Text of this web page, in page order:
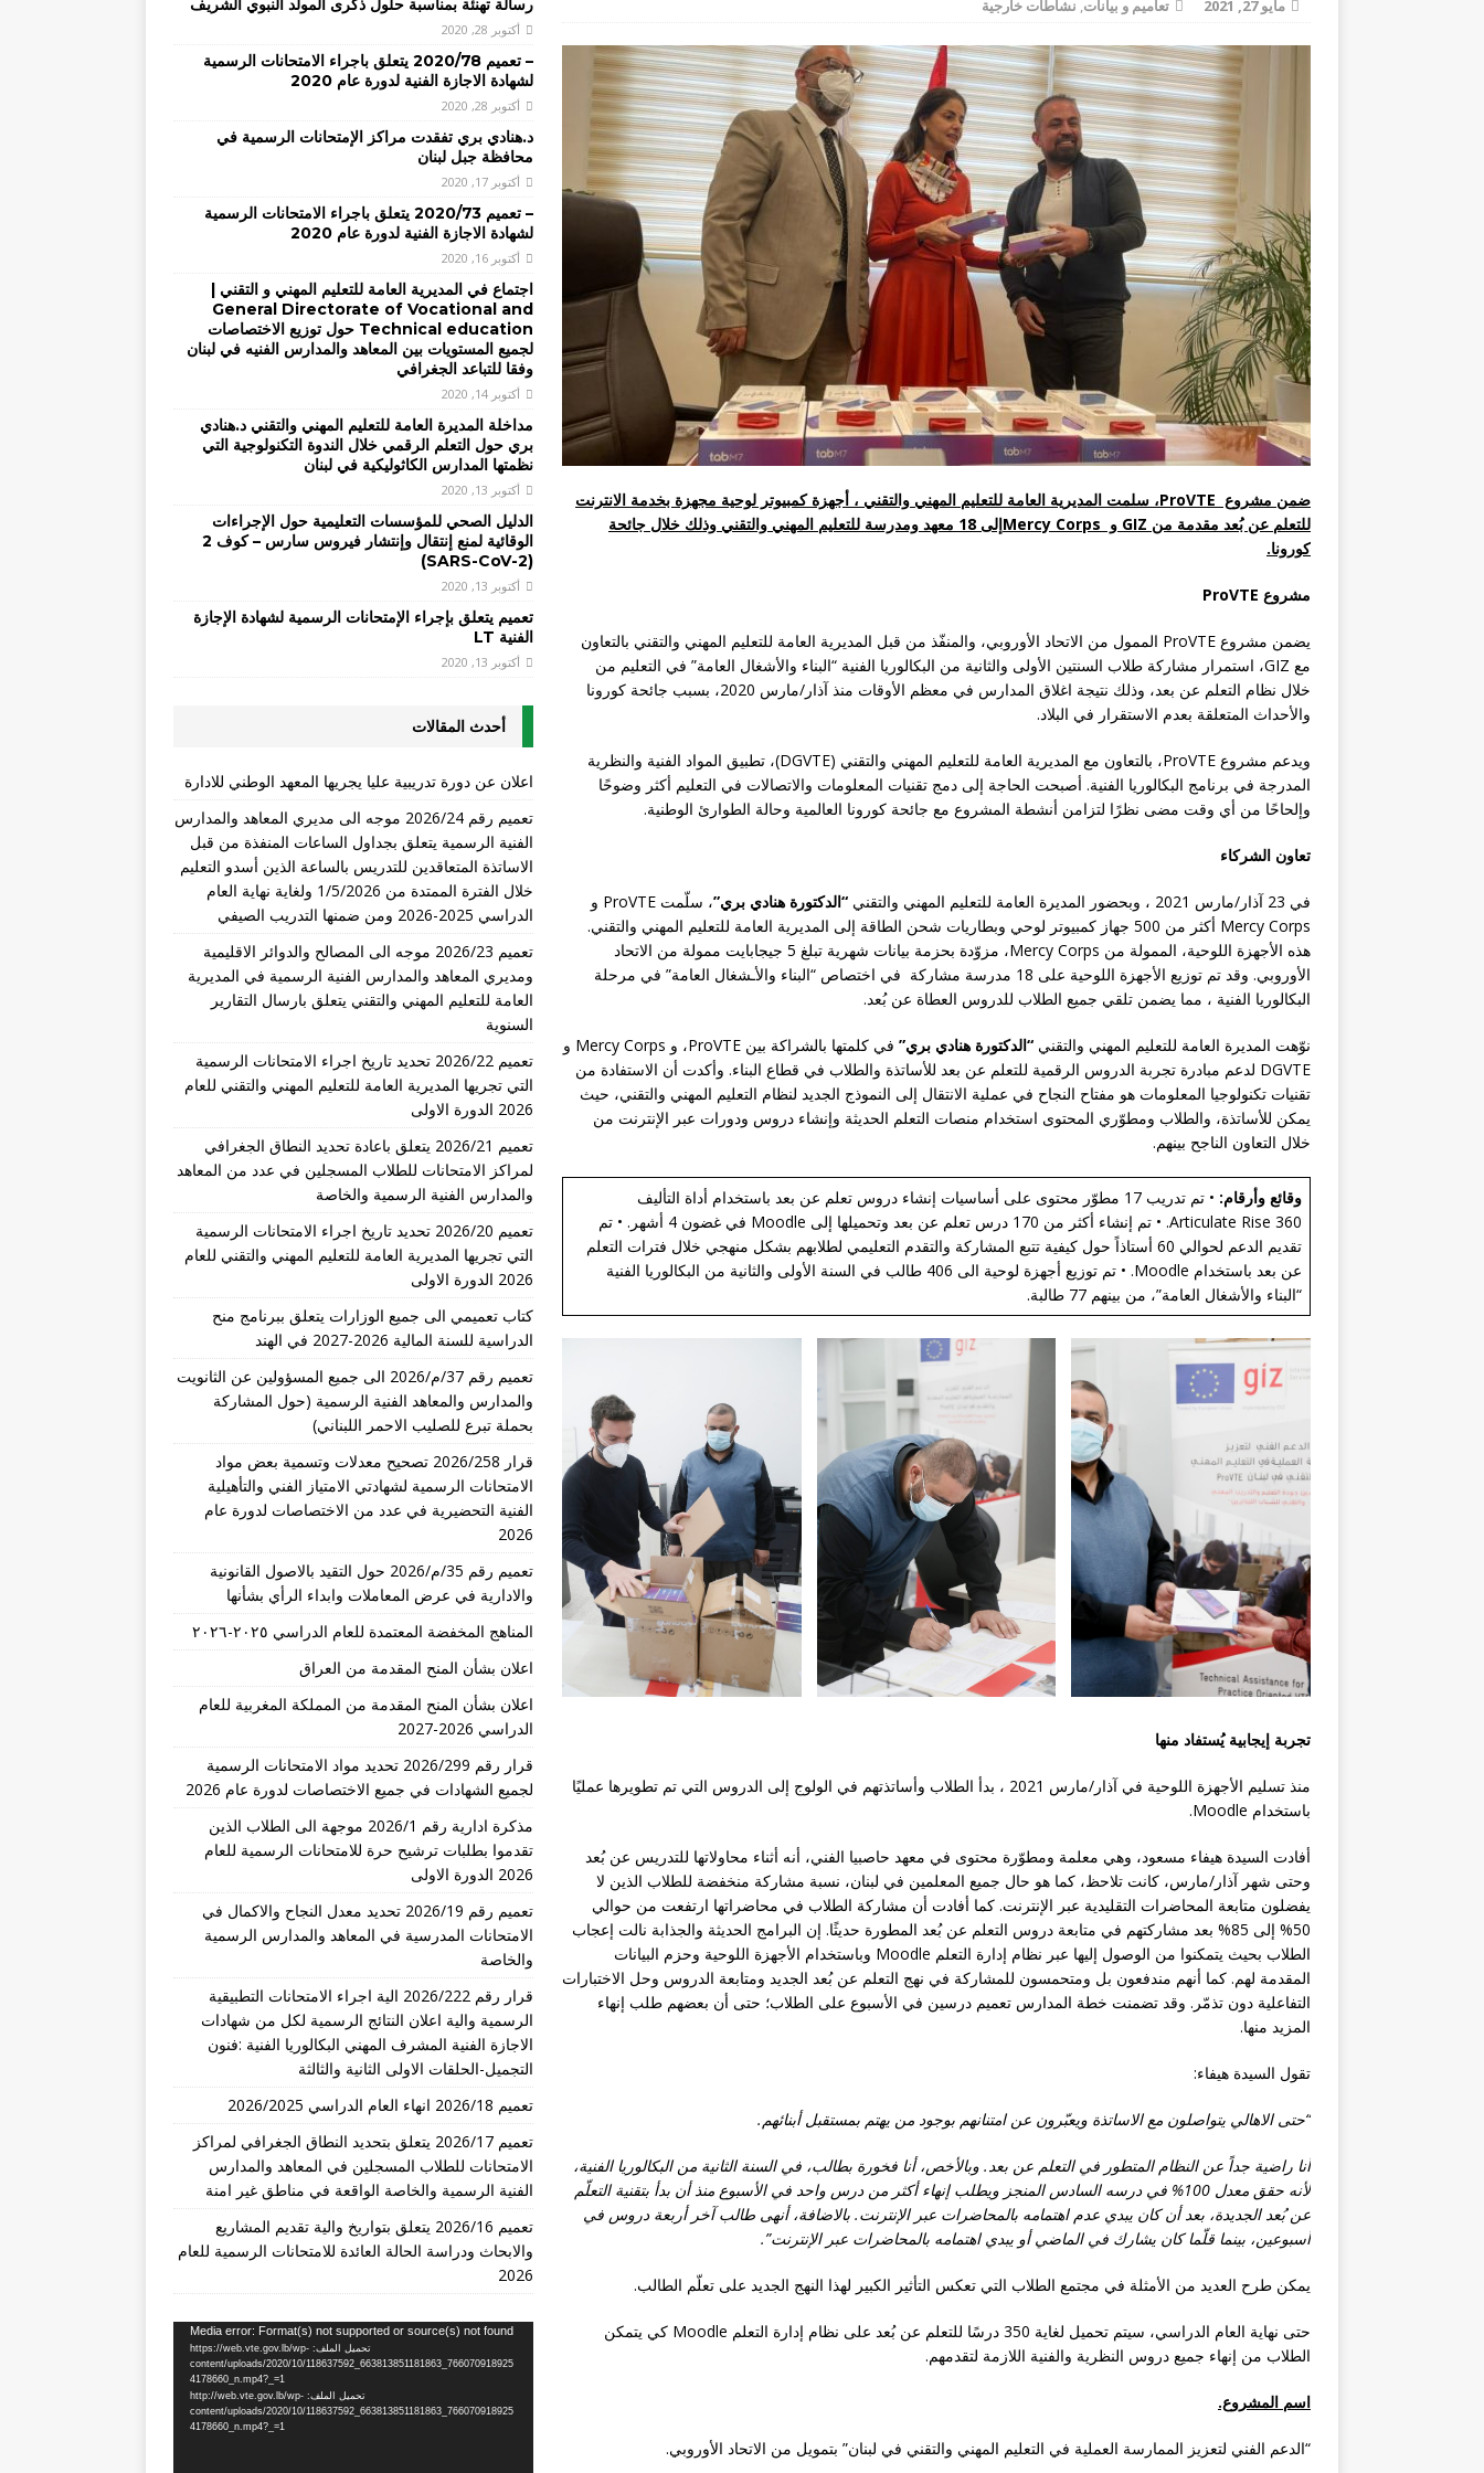
[ يوليو 21, 2026 ] تعميم 2026/22 تحديد تاريخ اجراء الامتحانات الرسمية التي تجريها
المديرية العامة للتعليم المهني والتقني للعام 2026 الدورة الاولى تعاميم و بيانات
[ يوليو 8, 2026 ] تعميم 2026/21 يتعلق باعادة تحديد النطاق الجغرافي لمراكز الامتحانات
للطلاب المسجلين في عدد من المعاهد والمدارس الفنية الرسمية والخاصة تعاميم و بيانات
[ أغسطس 5, 2026 ] اعلان عن دورة تدريبية عليا يجريها المعهد الوطني للادارة تعاميم و بيانات
مايو 27, 2021 تعاميم و بيانات, نشاطات خارجية
ضمن مشروع ProVTE، سلمت المديرية العامة للتعليم المهني والتقني ، أجهزة كمبيوتر لوحية مجهزة بخدمة الانترنت
للتعلم عن بُعد مقدمة من GIZ و Mercy Corpsإلى 18 معهد ومدرسة للتعليم المهني والتقني وذلك خلال جائحة
كورونا.
مشروع ProVTE
يضمن مشروع ProVTE الممول من الاتحاد الأوروبي، والمنفّذ من قبل المديرية العامة للتعليم المهني والتقني بالتعاون
مع GIZ، استمرار مشاركة طلاب السنتين الأولى والثانية من البكالوريا الفنية “البناء والأشغال العامة” في التعليم من
خلال نظام التعلم عن بعد، وذلك نتيجة اغلاق المدارس في معظم الأوقات منذ آذار/مارس 2020، بسبب جائحة كورونا
والأحداث المتعلقة بعدم الاستقرار في البلاد.
ويدعم مشروع ProVTE، بالتعاون مع المديرية العامة للتعليم المهني والتقني (DGVTE)، تطبيق المواد الفنية والنظرية
المدرجة في برنامج البكالوريا الفنية. أصبحت الحاجة إلى دمج تقنيات المعلومات والاتصالات في التعليم أكثر وضوحًا
وإلحاحًا من أي وقت مضى نظرًا لتزامن أنشطة المشروع مع جائحة كورونا العالمية وحالة الطوارئ الوطنية.
تعاون الشركاء
في 23 آذار/مارس 2021 ، وبحضور المديرة العامة للتعليم المهني والتقني “الدكتورة هنادي بري”
، سلّمت ProVTE و
Mercy Corps أكثر من 500 جهاز كمبيوتر لوحي وبطاريات شحن الطاقة إلى المديرية العامة للتعليم المهني والتقني.
هذه الأجهزة اللوحية، الممولة من Mercy Corps، مزوّدة بحزمة بيانات شهرية تبلغ 5 جيجابايت ممولة من الاتحاد
الأوروبي. وقد تم توزيع الأجهزة اللوحية على 18 مدرسة مشاركة في اختصاص “البناء والأـشغال العامة” في مرحلة
البكالوريا الفنية ، مما يضمن تلقي جميع الطلاب للدروس العطاة عن بُعد.
نوّهت المديرة العامة للتعليم المهني والتقني “الدكتورة هنادي بري”
في كلمتها بالشراكة بين ProVTE، و Mercy Corps و
DGVTE لدعم مبادرة تجربة الدروس الرقمية للتعلم عن بعد للأساتذة والطلاب في قطاع البناء. وأكدت أن الاستفادة من
تقنيات تكنولوجيا المعلومات هو مفتاح النجاح في عملية الانتقال إلى النموذج الجديد لنظام التعليم المهني والتقني، حيث
يمكن للأساتذة، والطلاب ومطوّري المحتوى استخدام منصات التعلم الحديثة وإنشاء دروس ودورات عبر الإنترنت من
خلال التعاون الناجح بينهم.
وقائع وأرقام:
• تم تدريب 17 مطوّر محتوى على أساسيات إنشاء دروس تعلم عن بعد باستخدام أداة التأليف
Articulate Rise 360. • تم إنشاء أكثر من 170 درس تعلم عن بعد وتحميلها إلى Moodle في غضون 4 أشهر. • تم
تقديم الدعم لحوالي 60 أستاذاً حول كيفية تتبع المشاركة والتقدم التعليمي لطلابهم بشكل منهجي خلال فترات التعلم
عن بعد باستخدام Moodle. • تم توزيع أجهزة لوحية الى 406 طالب في السنة الأولى والثانية من البكالوريا الفنية
“البناء والأشغال العامة”، من بينهم 77 طالبة.
تجربة إيجابية يُستفاد منها
منذ تسليم الأجهزة اللوحية في آذار/مارس 2021 ، بدأ الطلاب وأساتذتهم في الولوج إلى الدروس التي تم تطويرها عمليًا
باستخدام Moodle.
أفادت السيدة هيفاء مسعود، وهي معلمة ومطوّرة محتوى في معهد حاصبيا الفني، أنه أثناء محاولاتها للتدريس عن بُعد
وحتى شهر آذار/مارس، كانت تلاحظ، كما هو حال جميع المعلمين في لبنان، نسبة مشاركة منخفضة للطلاب الذين لا
يفضلون متابعة المحاضرات التقليدية عبر الإنترنت. كما أفادت أن مشاركة الطلاب في محاضراتها ارتفعت من حوالي
50% إلى 85% بعد مشاركتهم في متابعة دروس التعلم عن بُعد المطورة حديثًا. إن البرامج الحديثة والجذابة نالت إعجاب
الطلاب بحيث يتمكنوا من الوصول إليها عبر نظام إدارة التعلم Moodle وباستخدام الأجهزة اللوحية وحزم البيانات
المقدمة لهم. كما أنهم مندفعون بل ومتحمسون للمشاركة في نهج التعلم عن بُعد الجديد ومتابعة الدروس وحل الاختبارات
التفاعلية دون تذمّر. وقد تضمنت خطة المدارس تعميم درسين في الأسبوع على الطلاب؛ حتى أن بعضهم طلب إنهاء
المزيد منها.
تقول السيدة هيفاء:
“حتى الاهالي يتواصلون مع الاساتذة ويعبّرون عن امتنانهم بوجود من يهتم بمستقبل أبنائهم.
أنا راضية جداً عن النظام المتطور في التعلم عن بعد. وبالأخص، أنا فخورة بطالب، في السنة الثانية من البكالوريا الفنية،
لأنه حقق معدل 100% في درسه السادس المنجز ويطلب إنهاء أكثر من درس واحد في الأسبوع منذ أن بدأ بتقنية التعلّم
عن بُعد الجديدة، بعد أن كان يبدي عدم اهتمامه بالمحاضرات عبر الإنترنت. بالاضافة، أنهى طالب آخر أربعة دروس في
أسبوعين، بينما قلّما كان يشارك في الماضي أو يبدي اهتمامه بالمحاضرات عبر الإنترنت”.
يمكن طرح العديد من الأمثلة في مجتمع الطلاب التي تعكس التأثير الكبير لهذا النهج الجديد على تعلّم الطالب.
حتى نهاية العام الدراسي، سيتم تحميل لغاية 350 درسًا للتعلم عن بُعد على نظام إدارة التعلم Moodle كي يتمكن
الطلاب من إنهاء جميع دروس النظرية والفنية اللازمة لتقدمهم.
اسم المشروع.
“الدعم الفني لتعزيز الممارسة العملية في التعليم المهني والتقني في لبنان” بتمویل من الاتحاد الأوروبي.
رسالة تهنئة بمناسبة حلول ذكرى المولد النبوي الشريف
أكتوبر 28, 2020
– تعميم 2020/78 يتعلق باجراء الامتحانات الرسمية
لشهادة الاجازة الفنية لدورة عام 2020
أكتوبر 28, 2020
د.هنادي بري تفقدت مراكز الإمتحانات الرسمية في
محافظة جبل لبنان
أكتوبر 17, 2020
– تعميم 2020/73 يتعلق باجراء الامتحانات الرسمية
لشهادة الاجازة الفنية لدورة عام 2020
أكتوبر 16, 2020
اجتماع في المديرية العامة للتعليم المهني و التقني |
General Directorate of Vocational and
Technical education حول توزيع الاختصاصات
لجميع المستويات بين المعاهد والمدارس الفنيه في لبنان
وفقا للتباعد الجغرافي
أكتوبر 14, 2020
مداخلة المديرة العامة للتعليم المهني والتقني د.هنادي
بري حول التعلم الرقمي خلال الندوة التكنولوجية التي
نظمتها المدارس الكاثوليكية في لبنان
أكتوبر 13, 2020
الدليل الصحي للمؤسسات التعليمية حول الإجراءات
الوقائية لمنع إنتقال وإنتشار فيروس سارس – كوف 2
(SARS-CoV-2)
أكتوبر 13, 2020
تعميم يتعلق بإجراء الإمتحانات الرسمية لشهادة الإجازة
الفنية LT
أكتوبر 13, 2020
أحدث المقالات
اعلان عن دورة تدريبية عليا يجريها المعهد الوطني للادارة
تعميم رقم 2026/24 موجه الى مديري المعاهد والمدارس
الفنية الرسمية يتعلق بجداول الساعات المنفذة من قبل
الاساتذة المتعاقدين للتدريس بالساعة الذين أسدو التعليم
خلال الفترة الممتدة من 1/5/2026 ولغاية نهاية العام
الدراسي 2025-2026 ومن ضمنها التدريب الصيفي
تعميم 2026/23 موجه الى المصالح والدوائر الاقليمية
ومديري المعاهد والمدارس الفنية الرسمية في المديرية
العامة للتعليم المهني والتقني يتعلق بارسال التقارير
السنوية
تعميم 2026/22 تحديد تاريخ اجراء الامتحانات الرسمية
التي تجريها المديرية العامة للتعليم المهني والتقني للعام
2026 الدورة الاولى
تعميم 2026/21 يتعلق باعادة تحديد النطاق الجغرافي
لمراكز الامتحانات للطلاب المسجلين في عدد من المعاهد
والمدارس الفنية الرسمية والخاصة
تعميم 2026/20 تحديد تاريخ اجراء الامتحانات الرسمية
التي تجريها المديرية العامة للتعليم المهني والتقني للعام
2026 الدورة الاولى
كتاب تعميمي الى جميع الوزارات يتعلق ببرنامج منح
الدراسية للسنة المالية 2026-2027 في الهند
تعميم رقم 37/م/2026 الى جميع المسؤولين عن الثانويت
والمدارس والمعاهد الفنية الرسمية (حول المشاركة
بحملة تبرع للصليب الاحمر اللبناني)
قرار 2026/258 تصحيح معدلات وتسمية بعض مواد
الامتحانات الرسمية لشهادتي الامتياز الفني والتأهيلية
الفنية التحضيرية في عدد من الاختصاصات لدورة عام
2026
تعميم رقم 35/م/2026 حول التقيد بالاصول القانونية
والادارية في عرض المعاملات وابداء الرأي بشأنها
المناهج المخفضة المعتمدة للعام الدراسي ٢٠٢٥-٢٠٢٦
اعلان بشأن المنح المقدمة من العراق
اعلان بشأن المنح المقدمة من المملكة المغربية للعام
الدراسي 2026-2027
قرار رقم 2026/299 تحديد مواد الامتحانات الرسمية
لجميع الشهادات في جميع الاختصاصات لدورة عام 2026
مذكرة ادارية رقم 2026/1 موجهة الى الطلاب الذين
تقدموا بطلبات ترشيح حرة للامتحانات الرسمية للعام
2026 الدورة الاولى
تعميم رقم 2026/19 تحديد معدل النجاح والاكمال في
الامتحانات المدرسية في المعاهد والمدارس الرسمية
والخاصة
قرار رقم 2026/222 الية اجراء الامتحانات التطبيقية
الرسمية والية اعلان النتائج الرسمية لكل من شهادات
الاجازة الفنية المشرف المهني البكالوريا الفنية :فنون
التجميل-الحلقات الاولى الثانية والثالثة
تعميم 2026/18 انهاء العام الدراسي 2026/2025
تعميم 2026/17 يتعلق بتحديد النطاق الجغرافي لمراكز
الامتحانات للطلاب المسجلين في المعاهد والمدارس
الفنية الرسمية والخاصة الواقعة في مناطق غير امنة
تعميم 2026/16 يتعلق بتواريخ والية تقديم المشاريع
والابحاث ودراسة الحالة العائدة للامتحانات الرسمية للعام
2026
مشغل
الفيديو
Media error: Format(s) not supported or source(s) not found
تحميل الملف: https://web.vte.gov.lb/wp-
content/uploads/2020/10/118637592_663813851181863_766070918925
4178660_n.mp4?_=1
تحميل الملف: http://web.vte.gov.lb/wp-
content/uploads/2020/10/118637592_663813851181863_766070918925
4178660_n.mp4?_=1